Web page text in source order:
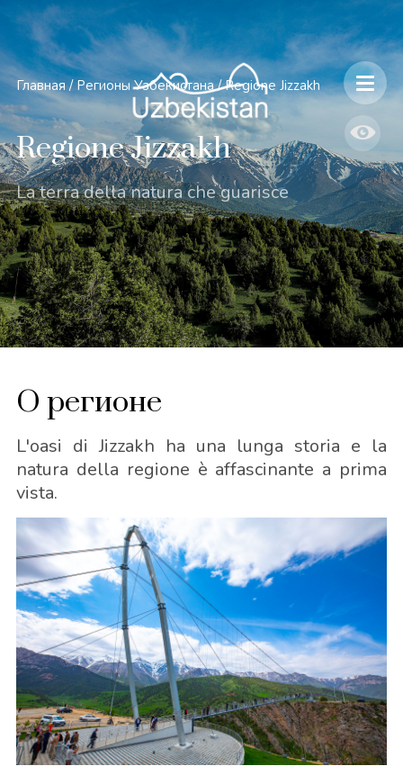
Главная / Регионы Узбекистана / Regione Jizzakh
Regione Jizzakh
La terra della natura che guarisce
О регионе
L'oasi di Jizzakh ha una lunga storia e la
natura della regione è affascinante a prima
vista.